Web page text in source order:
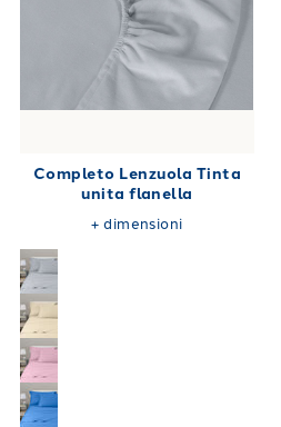
Completo Lenzuola Tinta
unita flanella
+dimensioni